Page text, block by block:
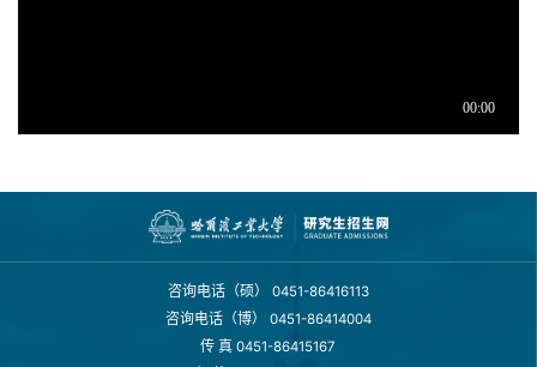
咨询电话（硕） 0451-86416113
咨询电话（博） 0451-86414004
传 真 0451-86415167